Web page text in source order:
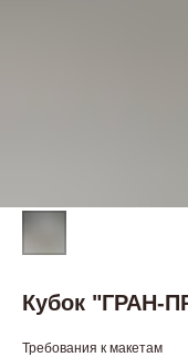
Кубок "ГРАН-
Требования к макетам